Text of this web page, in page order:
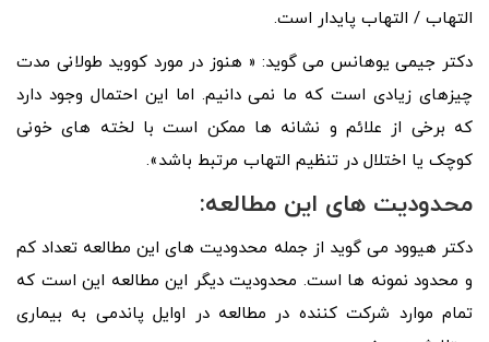
التهاب / التهاب پایدار است.
دکتر جیمی یوهانس می گوید: « هنوز در مورد کووید طولانی مدت
چیزهای زیادی است که ما نمی دانیم. اما این احتمال وجود دارد
که برخی از علائم و نشانه ها ممکن است با لخته های خونی
کوچک یا اختلال در تنظیم التهاب مرتبط باشد».
محدودیت های این مطالعه:
دکتر هیوود می گوید از جمله محدودیت های این مطالعه تعداد کم
و محدود نمونه ها است. محدودیت دیگر این مطالعه این است که
تمام موارد شرکت کننده در مطالعه در اوایل پاندمی به بیماری